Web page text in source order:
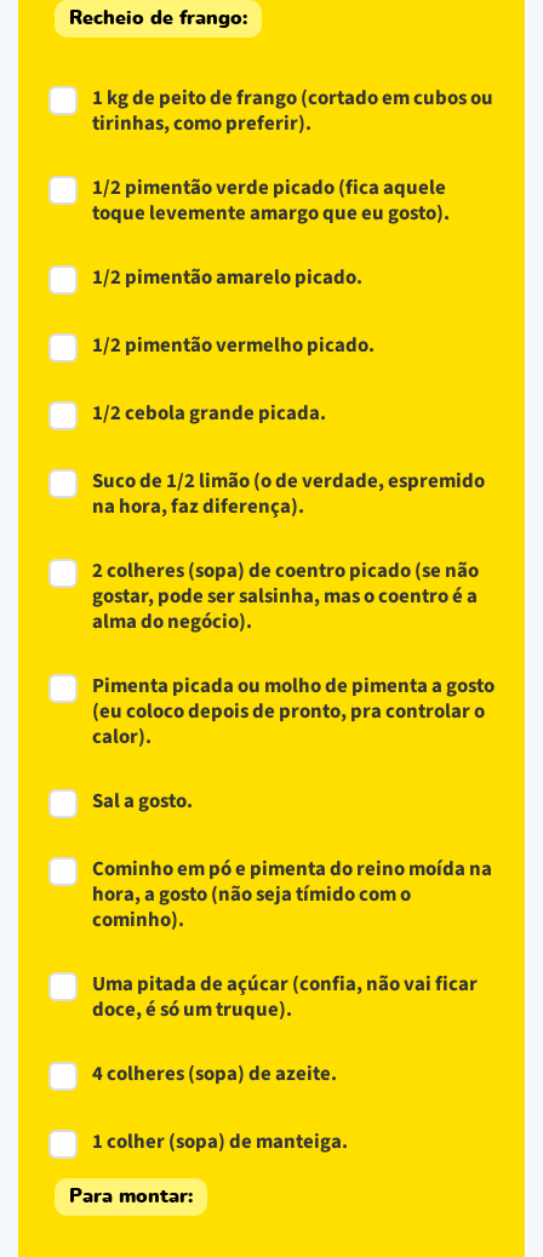
Recheio de frango:
1 kg de peito de frango (cortado em cubos ou
tirinhas, como preferir).
1/2 pimentão verde picado (fica aquele
toque levemente amargo que eu gosto).
1/2 pimentão amarelo picado.
1/2 pimentão vermelho picado.
1/2 cebola grande picada.
Suco de 1/2 limão (o de verdade, espremido
na hora, faz diferença).
2 colheres (sopa) de coentro picado (se não
gostar, pode ser salsinha, mas o coentro é a
alma do negócio).
Pimenta picada ou molho de pimenta a gosto
(eu coloco depois de pronto, pra controlar o
calor).
Sal a gosto.
Cominho em pó e pimenta do reino moída na
hora, a gosto (não seja tímido com o
cominho).
Uma pitada de açúcar (confia, não vai ficar
doce, é só um truque).
4 colheres (sopa) de azeite.
1 colher (sopa) de manteiga.
Para montar: